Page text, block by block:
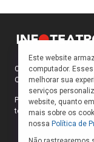
Como faço para ir ao
Quais peças estão em
Para responder a
teatrais do
Este website
computador.
melhorar sua
serviços
website, quanto
mais sobre os
nossa Política de